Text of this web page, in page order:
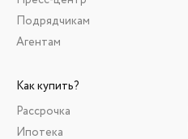
Подрядчикам
Агентам
Как купить?
Рассрочка
Ипотека